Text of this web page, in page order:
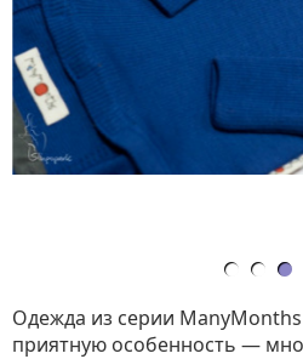
Одежда из серии
приятную особенность —